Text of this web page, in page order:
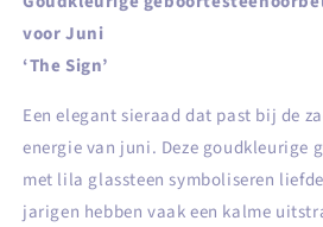
voor Juni
‘The Sign’
Een elegant sieraad dat past bij de
energie van juni. Deze goudkleurige
met lila glassteen symboliseren
jarigen hebben vaak een kalme